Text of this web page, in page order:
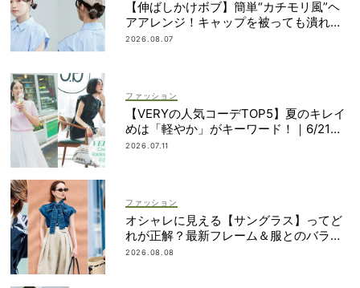
【伸ばしかけボブ】簡単“カチモリ風”ヘ
アアレンジ！キャップを被っても潰れな
い
2026.08.07
ファッション
【VERYの人気コーデTOP5】夏のキレイ
めは「軽やか」がキーワード！｜6/21〜
30
2026.07.11
ファッション
オシャレに見える【サングラス】ってど
れが正解？最新フレーム＆服とのバラン
スを見て攻略！
2026.08.08